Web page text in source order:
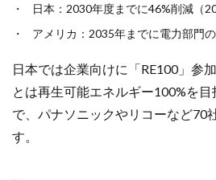
日本：2030年度までに46%削減（
アメリカ：2035年までに電力部門
日本では企業向けに「RE100」参
とは再生可能エネルギー100%を
で、パナソニックやリコーなど70
す。